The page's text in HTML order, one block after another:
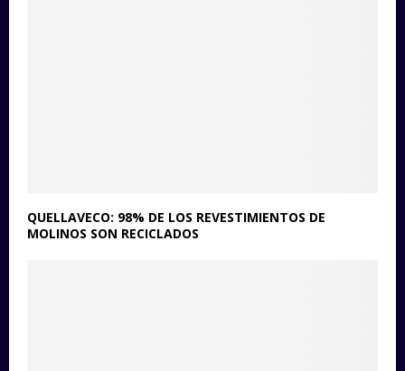
QUELLAVECO: 98% DE LOS REVESTIMIENTOS DE
MOLINOS SON RECICLADOS